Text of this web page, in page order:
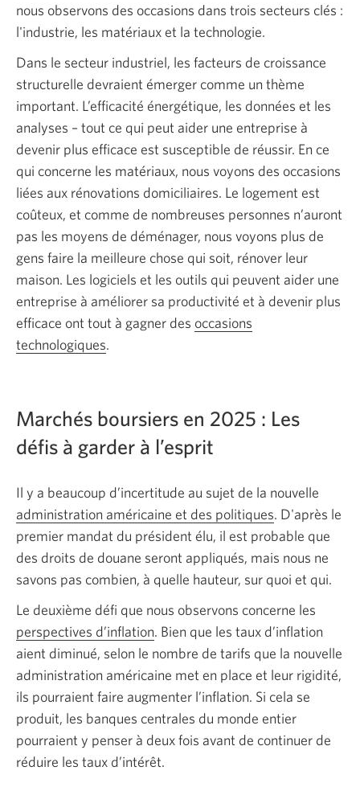
nous observons des occasions dans trois secteurs clés :
l'industrie, les matériaux et la technologie.
Dans le secteur industriel, les facteurs de croissance
structurelle devraient émerger comme un thème
important. L’efficacité énergétique, les données et les
analyses – tout ce qui peut aider une entreprise à
devenir plus efficace est susceptible de réussir. En ce
qui concerne les matériaux, nous voyons des occasions
liées aux rénovations domiciliaires. Le logement est
coûteux, et comme de nombreuses personnes n’auront
pas les moyens de déménager, nous voyons plus de
gens faire la meilleure chose qui soit, rénover leur
maison. Les logiciels et les outils qui peuvent aider une
entreprise à améliorer sa productivité et à devenir plus
efficace ont tout à gagner des occasions
technologiques.
Marchés boursiers en 2025 : Les
défis à garder à l’esprit
Il y a beaucoup d’incertitude au sujet de la nouvelle
administration américaine et des politiques. D'après le
premier mandat du président élu, il est probable que
des droits de douane seront appliqués, mais nous ne
savons pas combien, à quelle hauteur, sur quoi et qui.
Le deuxième défi que nous observons concerne les
perspectives d’inflation. Bien que les taux d’inflation
aient diminué, selon le nombre de tarifs que la nouvelle
administration américaine met en place et leur rigidité,
ils pourraient faire augmenter l’inflation. Si cela se
produit, les banques centrales du monde entier
pourraient y penser à deux fois avant de continuer de
réduire les taux d’intérêt.